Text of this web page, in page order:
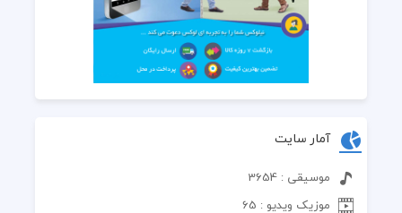
آمار سایت
موسیقی : 3654
موزیک ویدیو : 65
دیگ دورم ازت
دیگ دورم ازت